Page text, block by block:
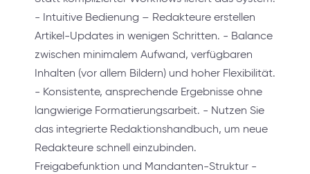
- Intuitive Bedienung – Redakteure erstellen
Artikel-Updates in wenigen Schritten. - Balance
zwischen minimalem Aufwand, verfügbaren
Inhalten (vor allem Bildern) und hoher Flexibilität.
- Konsistente, ansprechende Ergebnisse ohne
langwierige Formatierungsarbeit. - Nutzen Sie
das integrierte Redaktionshandbuch, um neue
Redakteure schnell einzubinden.
Freigabefunktion und Mandanten-Struktur -